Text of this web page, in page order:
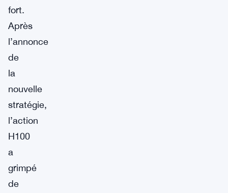
fort.
Après
l’annonce
de
la
nouvelle
stratégie,
l’action
H100
a
grimpé
de